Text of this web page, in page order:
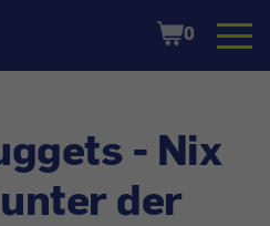
Shopping
Cart
0
- Nix
der